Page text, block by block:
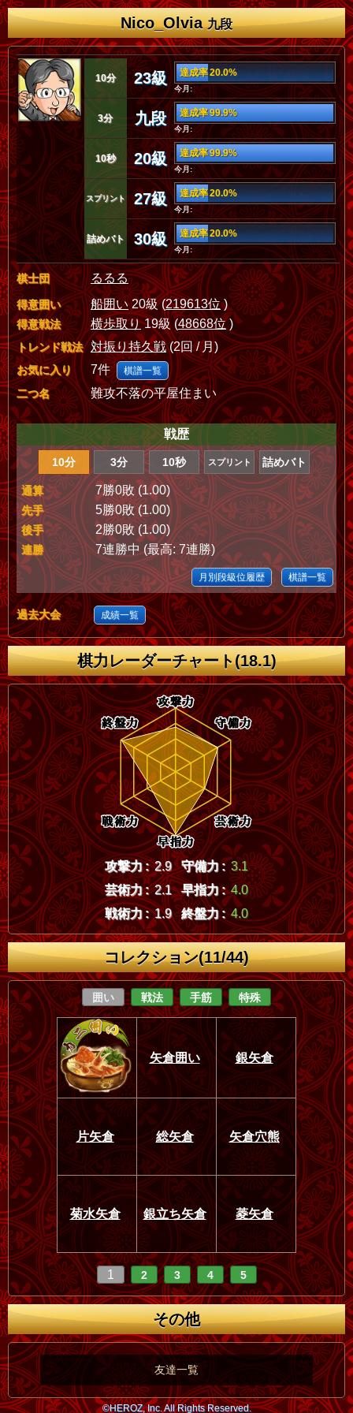
Nico_Olvia九段
10分 23級 達成率 20.0%
今月:
3分 九段 達成率 99.9%
今月:
10秒 20級 達成率 99.9%
今月:
スプリント 27級 達成率 20.0%
今月:
詰めバト 30級 達成率 20.0%
今月:
棋士団 るるる
得意囲い 船囲い20級 (219613位)
得意戦法 横歩取り19級 (48668位)
トレンド戦法 対振り持久戦(2回 / 月)
お気に入り 7件 棋譜一覧
二つ名 難攻不落の平屋住まい
戦歴
10分 3分 10秒 スプリント 詰めバト
通算 7勝0敗 (1.00)
先手 5勝0敗 (1.00)
後手 2勝0敗 (1.00)
連勝 7連勝中 (最高: 7連勝)
月別段級位履歴 棋譜一覧
過去大会 成績一覧
棋力レーダーチャート(18.1)
攻撃力 : 2.9 守備力 : 3.1
芸術力 : 2.1 早指力 : 4.0
戦術力 : 1.9 終盤力 : 4.0
コレクション(11/44)
囲い 戦法 手筋 特殊
矢倉囲い 銀矢倉
片矢倉 総矢倉 矢倉穴熊
菊水矢倉 銀立ち矢倉 菱矢倉
1 2 3 4 5
その他
友達一覧
©HEROZ, Inc. All Rights Reserved.